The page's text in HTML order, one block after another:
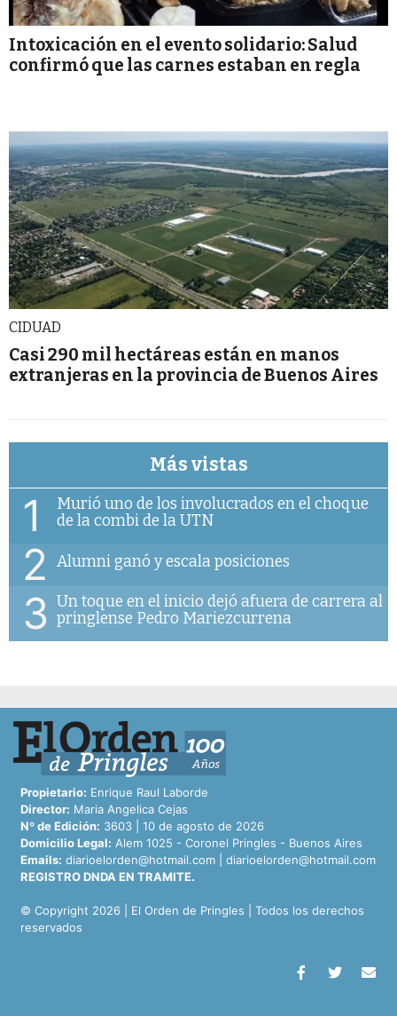
Intoxicación en el evento solidario: Salud
confirmó que las carnes estaban en regla
CIDUAD
Casi 290 mil hectáreas están en manos
extranjeras en la provincia de Buenos Aires
Más vistas
1
Murió uno de los involucrados en el choque
de la combi de la UTN
2 Alumni ganó y escala posiciones
3 Un toque en el inicio dejó afuera de carrera al
pringlense Pedro Mariezcurrena
Propietario: Enrique Raul Laborde
Director: Maria Angelica Cejas
Nº de Edición: 3603 | 10 de agosto de 2026
Domicilio Legal: Alem 1025 - Coronel Pringles - Buenos Aires
Emails: diarioelorden@hotmail.com
diarioelorden@hotmail.com
REGISTRO DNDA EN TRAMITE.
© Copyright 2026 | El Orden de Pringles | Todos los derechos
reservados